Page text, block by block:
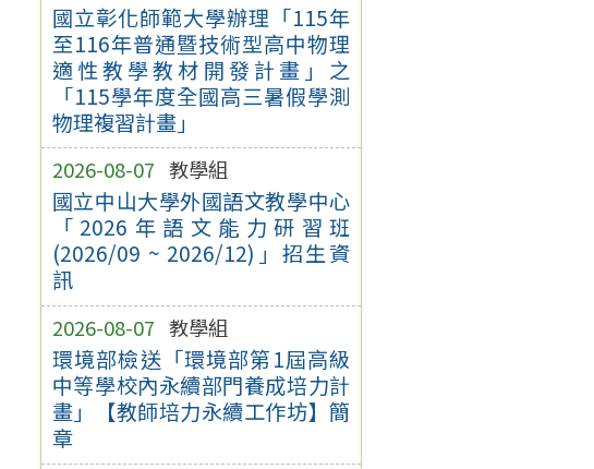
國立彰化師範大學辦理「115年
至116年普通暨技術型高中物理
適性教學教材開發計畫」之
「115學年度全國高三暑假學測
物理複習計畫」
2026-08-07 教學組
國立中山大學外國語文教學中心
「2026年語文能力研習班
(2026/09 ~ 2026/12)」招生資
訊
2026-08-07 教學組
環境部檢送「環境部第1屆高級
中等學校內永續部門養成培力計
畫」【教師培力永續工作坊】簡
章